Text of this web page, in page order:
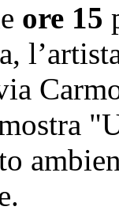
ore 15